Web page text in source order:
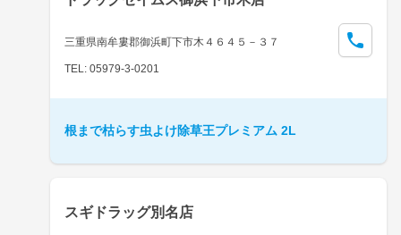
三重県南牟婁郡御浜町下市木４６４５－３７
TEL: 05979-3-0201
根まで枯らす虫よけ除草王プレミアム 2L
スギドラッグ別名店